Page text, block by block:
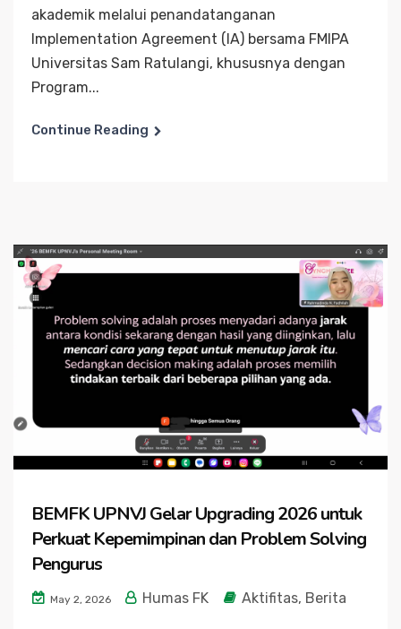
akademik melalui penandatanganan
Implementation Agreement (IA) bersama FMIPA
Universitas Sam Ratulangi, khususnya dengan
Program...
Continue Reading
BEMFK UPNVJ Gelar Upgrading 2026 untuk
Perkuat Kepemimpinan dan Problem Solving
Pengurus
May 2, 2026 Humas FK Aktifitas, Berita